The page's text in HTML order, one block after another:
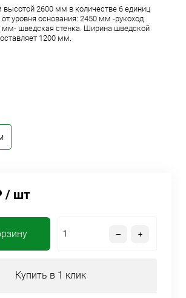
2600 мм в количестве 6 единиц
уровня основания: 2450 мм -рукоход
мм- шведская стенка. Ширина шведской
1200 мм.
/ шт
Купить в 1 клик